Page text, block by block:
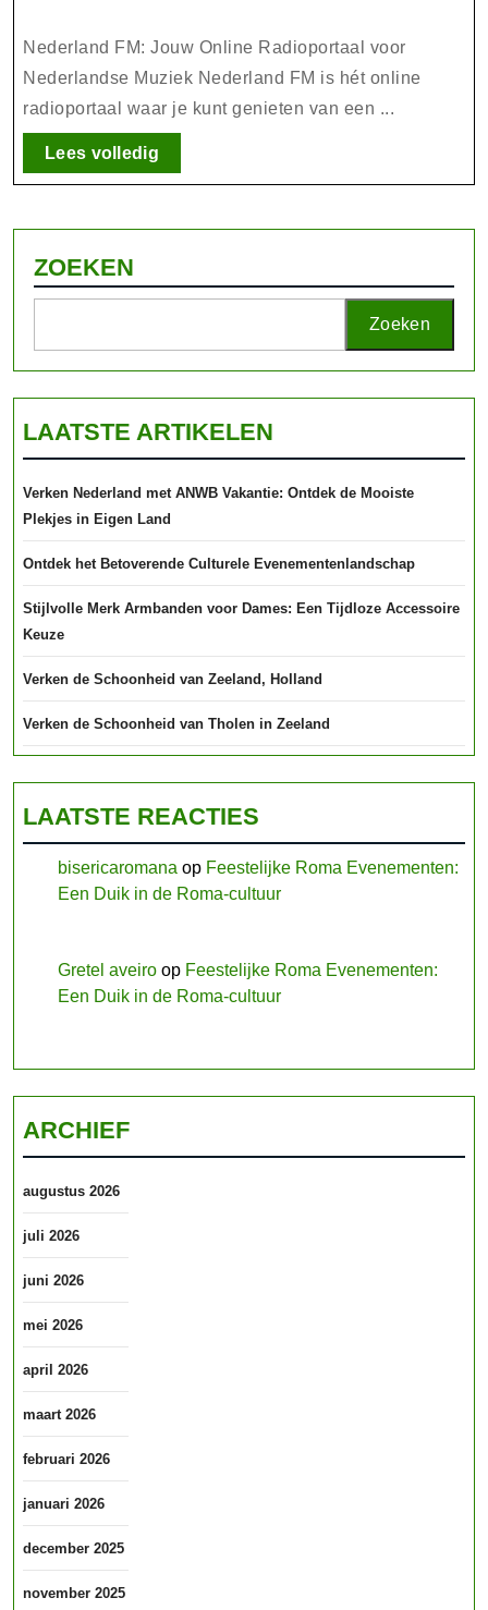
Nederland FM: Jouw Online Radioportaal voor
Nederlandse Muziek Nederland FM is hét online
radioportaal waar je kunt genieten van een ...
Lees volledigLees
volledig
ZOEKEN
Zoeken
LAATSTE ARTIKELEN
Verken Nederland met ANWB Vakantie: Ontdek de Mooiste
Plekjes in Eigen Land
Ontdek het Betoverende Culturele Evenementenlandschap
Stijlvolle Merk Armbanden voor Dames: Een Tijdloze Accessoire
Keuze
Verken de Schoonheid van Zeeland, Holland
Verken de Schoonheid van Tholen in Zeeland
LAATSTE REACTIES
bisericaromana op Feestelijke Roma Evenementen:
Een Duik in de Roma-cultuur
Gretel aveiro op Feestelijke Roma Evenementen:
Een Duik in de Roma-cultuur
ARCHIEF
augustus 2026
juli 2026
juni 2026
mei 2026
april 2026
maart 2026
februari 2026
januari 2026
december 2025
november 2025